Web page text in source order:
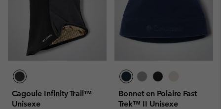
Cagoule Infinity Trail™
Unisexe
Bonnet en Polaire Fast
Trek™ II Unisexe